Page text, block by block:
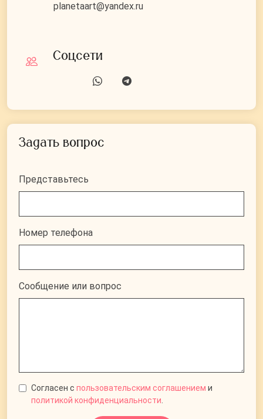
planetaart@yandex.ru
Соцсети
Задать вопрос
Представьтесь
Номер телефона
Сообщение или вопрос
Согласен с пользовательским соглашением и
политикой конфиденциальности.